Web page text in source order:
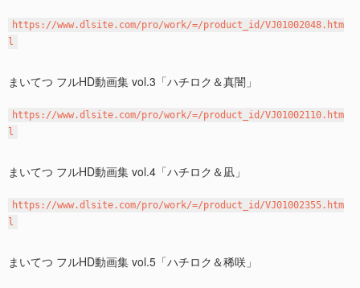
https://www.dlsite.com/pro/work/=/product_id/VJ01002048.htm
l
まいてつ フルHD動画集 vol.3「ハチロク＆真闇」
https://www.dlsite.com/pro/work/=/product_id/VJ01002110.htm
l
まいてつ フルHD動画集 vol.4「ハチロク＆凪」
https://www.dlsite.com/pro/work/=/product_id/VJ01002355.htm
l
まいてつ フルHD動画集 vol.5「ハチロク＆稀咲」